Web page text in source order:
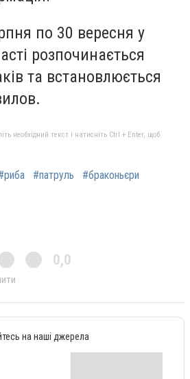
по 30 вересня у
розпочинається
та встановлюється
необхідний текст і натисніть Ctrl + Enter, щоб
#патруль #браконьєри
0,0
на наші джерела